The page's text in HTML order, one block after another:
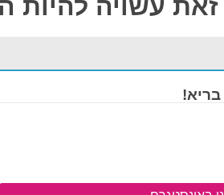
זאת עשויה להיות
בריא!